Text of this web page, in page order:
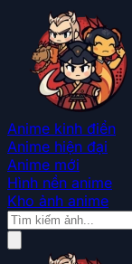
Anime kinh điển
Anime hiện đại
Anime mới
Hình nền anime
Kho ảnh anime